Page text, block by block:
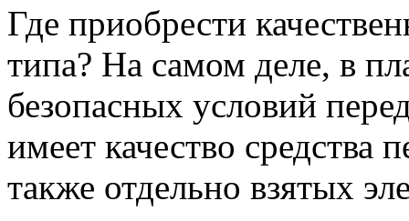
Где приобрести
типа? На самом деле, в
безопасных условий
имеет качество средства
также отдельно взятых